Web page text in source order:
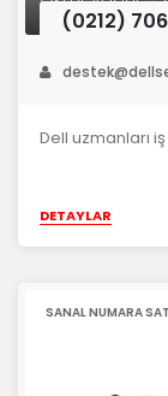
(0212)
Dell uzmanları
DETAYLAR
SANAL NUMARA